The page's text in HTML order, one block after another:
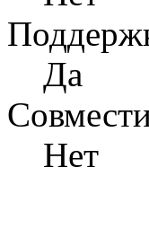
Да
Нет